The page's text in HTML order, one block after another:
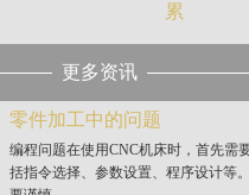
累
更多资讯
零件加工中的问题
编程问题在使用CNC机床时，首先需
括指令选择、参数设置、程序设计等